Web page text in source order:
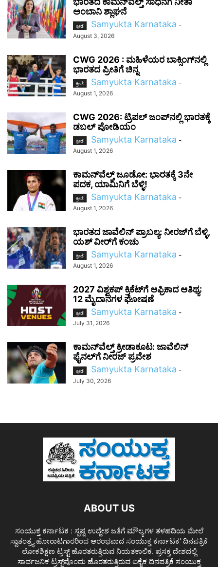
ಅಂಬಾನಿ ಶ್ಲಾಘನೆ
ಕ್ರೀಡೆ Samyukta Karnataka -
August 3, 2026
CWG 2026 : ಮಹಿಳೆಯರ ಬಾಕ್ಸಿಂಗ್‌ನಲ್ಲಿ
ಭಾರತದ ಪ್ರೀತಿಗೆ ಚಿನ್ನ
ಕ್ರೀಡೆ Samyukta Karnataka -
August 1, 2026
CWG 2026: ಟ್ರಿಪಲ್ ಜಂಪ್‌ನಲ್ಲಿ ಭಾರತಕ್ಕೆ
ಡಬಲ್ ಪೋಡಿಯಂ
ಕ್ರೀಡೆ Samyukta Karnataka -
August 1, 2026
ಕಾಮನ್‌ವೆಲ್ತ್ ಜೂಡೋ: ಭಾರತಕ್ಕೆ 3ನೇ
ಪದಕ, ಯಾಮಿನಿಗೆ ಬೆಳ್ಳಿ!
ಕ್ರೀಡೆ Samyukta Karnataka -
August 1, 2026
ಭಾರತದ ಜಾವೆಲಿನ್ ಪ್ರಾಬಲ್ಯ: ನೀರಜ್‌ಗೆ ಬೆಳ್ಳಿ,
ಯಶ್ ವೀರ್‌ಗೆ ಕಂಚು
ಕ್ರೀಡೆ Samyukta Karnataka -
August 1, 2026
2027 ವಿಶ್ವಕಪ್‌ ಕ್ರಿಕೆಟ್‌ಗೆ ಆಫ್ರಿಕಾದ ಆತಿಥ್ಯ:
12 ಮೈದಾನಗಳ ಘೋಷಣೆ
ಕ್ರೀಡೆ Samyukta Karnataka -
July 31, 2026
ಕಾಮನ್‌ವೆಲ್ತ್ ಕ್ರೀಡಾಕೂಟ: ಜಾವೆಲಿನ್
ಫೈನಲ್‌ಗೆ ನೀರಜ್ ಪ್ರವೇಶ
ಕ್ರೀಡೆ Samyukta Karnataka -
July 30, 2026
ABOUT US
ಸಂಯುಕ್ತ ಕರ್ನಾಟಕ : ಸ್ಪಷ್ಟ ಉದ್ದೇಶ ಜತೆಗೆ ಮೌಲ್ಯಗಳ ತಳಹದಿಯ ಮೇಲೆ
ಸ್ವಾತಂತ್ರ್ಯ ಹೋರಾಟಗಾರರಿಂದ ಆರಂಭವಾದ ಸಂಯುಕ್ತ ಕರ್ನಾಟಕ' ದಿನಪತ್ರಿಕೆ
ಲೋಕಶಿಕ್ಷಣ ಟ್ರಸ್ಟ್ ಹೊರತರುತ್ತಿರುವ ನಿಯತಕಾಲಿಕ. ಪ್ರಸಕ್ತ ದೇಶದಲ್ಲಿ
ಸಾರ್ವಜನಿಕ ಟ್ರಸ್ಟ್‌ವೊಂದು ಹೊರತರುತ್ತಿರುವ ಏಕೈಕ ದಿನಪತ್ರಿಕೆ ಸಂಯುಕ್ತ